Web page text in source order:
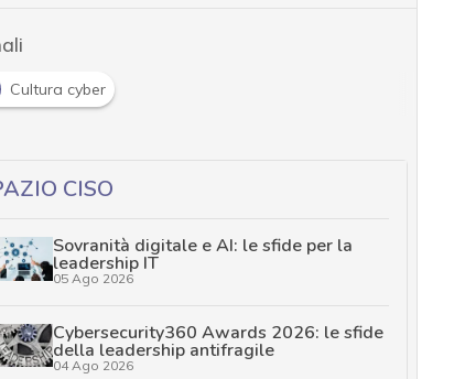
Cultura cyber
CISO
Sovranità digitale e AI: le sfide per la
leadership IT
05 Ago 2026
Cybersecurity360 Awards 2026: le sfide
della leadership antifragile
04 Ago 2026